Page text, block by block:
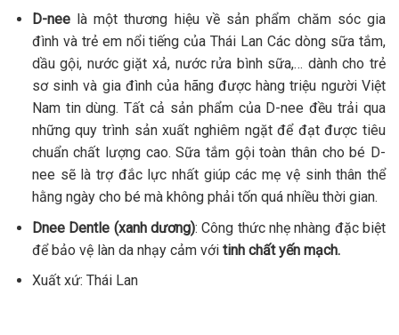
D-neelà một thương hiệu về sản phẩm chăm sóc gia
đình và trẻ em nổi tiếng của Thái Lan Các dòng sữa tắm,
dầu gội, nước giặt xả, nước rửa bình sữa,… dành cho trẻ
sơ sinh và gia đình của hãng được hàng triệu người Việt
Nam tin dùng. Tất cả sản phẩm của D-nee đều trải qua
những quy trình sản xuất nghiêm ngặt để đạt được tiêu
chuẩn chất lượng cao. Sữa tắm gội toàn thân cho bé D-
nee sẽ là trợ đắc lực nhất giúp các mẹ vệ sinh thân thể
hằng ngày cho bé mà không phải tốn quá nhiều thời gian.
Dnee Dentle (xanh dương): Công thức nhẹ nhàng đặc biệt
để bảo vệ làn da nhạy cảm với tinh chất yến mạch.
Xuất xứ: Thái Lan